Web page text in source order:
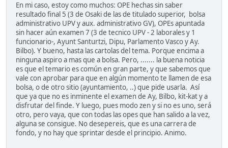
En mi caso, estoy como muchos: OPE hechas sin saber
resultado final 5 (3 de Osaki de las de titulado superior, bolsa
administrativo UPV y aux. administrativo GV), OPEs apuntada
sin hacer aún examen 7 (3 de tecnico UPV - 2 laborales y 1
funcionario-, Ayunt Santurtzi, Dipu, Parlamento Vasco y Ay.
Bilbo). Y bueno, hasta las cartolas del tema. Porque encima a
ninguna aspiro a mas que a bolsa. Pero, ....... la buena noticia
es que el temario es común en gran parte, y que sabemos que
vale con aprobar para que en algún momento te llamen de esa
bolsa, o de otro sitio (ayuntamiento, ..) que pide usarla. Así
que ya que no es inminente el examen de Ay, Bilbo, kit-kat y a
disfrutar del finde. Y luego, pues modo zen y si no es uno, será
otro, pero vaya, que con todas las opes que han salido a la vez,
alguna se consigue. No desepereis, que es una carrera de
fondo, y no hay que sprintar desde el principio. Animo.